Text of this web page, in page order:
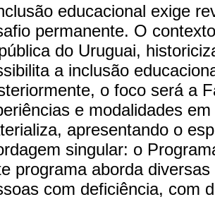
educacional exige
permanente. O
do Uruguai,
a inclusão
o foco será a
e modalidades
apresentando o
singular: o
programa aborda
com deficiência, com